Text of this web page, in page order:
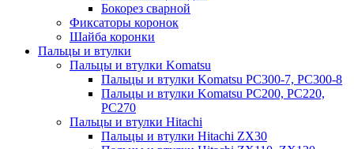
Бокорез сварной
Фиксаторы коронок
Шайба коронки
Пальцы и втулки
Пальцы и втулки Komatsu
Пальцы и втулки Komatsu PC300-7, PC300-8
Пальцы и втулки Komatsu PC200, PC220,
PC270
Пальцы и втулки Hitachi
Пальцы и втулки Hitachi ZX30